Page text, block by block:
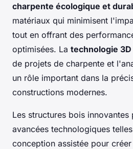
charpente écologique et
matériaux qui minimisent
tout en offrant des
optimisées. La technologie 3D
de projets de charpente et
un rôle important dans la
constructions modernes.
Les structures bois
avancées technologiques
conception assistée pour